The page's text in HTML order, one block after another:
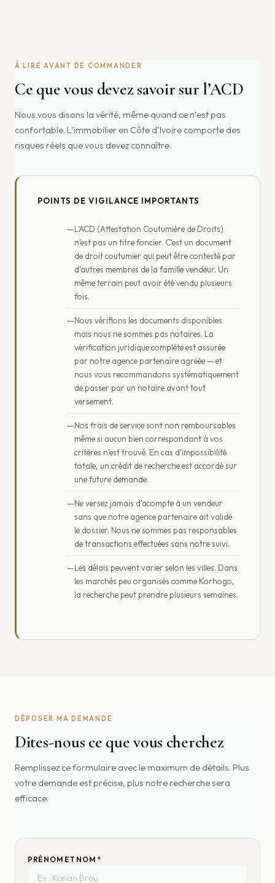
À LIRE AVANT DE COMMANDER
Ce que vous devez savoir sur l’ACD
Nous vous disons la vérité, même quand ce n’est pas
confortable. L’immobilier en Côte d’Ivoire comporte des
risques réels que vous devez connaître.
POINTS DE VIGILANCE IMPORTANTS
L’ACD (Attestation Coutumière de Droits)
n’est pas un titre foncier. C’est un document
de droit coutumier qui peut être contesté par
d’autres membres de la famille vendeur. Un
même terrain peut avoir été vendu plusieurs
fois.
Nous vérifions les documents disponibles
mais nous ne sommes pas notaires. La
vérification juridique complète est assurée
par notre agence partenaire agréée — et
nous vous recommandons systématiquement
de passer par un notaire avant tout
versement.
Nos frais de service sont non remboursables
même si aucun bien correspondant à vos
critères n’est trouvé. En cas d’impossibilité
totale, un crédit de recherche est accordé sur
une future demande.
Ne versez jamais d’acompte à un vendeur
sans que notre agence partenaire ait validé
le dossier. Nous ne sommes pas responsables
de transactions effectuées sans notre suivi.
Les délais peuvent varier selon les villes. Dans
les marchés peu organisés comme Korhogo,
la recherche peut prendre plusieurs semaines.
DÉPOSER MA DEMANDE
Dites-nous ce que vous cherchez
Remplissez ce formulaire avec le maximum de détails. Plus
votre demande est précise, plus notre recherche sera
efficace.
PRÉNOM ET NOM *